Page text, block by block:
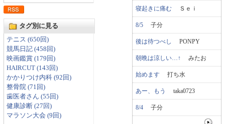
タグ別に見る
テニス (650回)
競馬日記 (458回)
映画鑑賞 (179回)
HAIRCUT (143回)
かかりつけ内科 (92回)
整骨院 (71回)
歯医者さん (55回)
健康診断 (27回)
マラソン大会 (9回)
寝起きに痛む Ｓｅｉ
8/5 子分
後は待つべし PONPY
朝晩は涼しい…↑ みたお
始めます 打ち水
あー、もう taka0723
8/4 子分